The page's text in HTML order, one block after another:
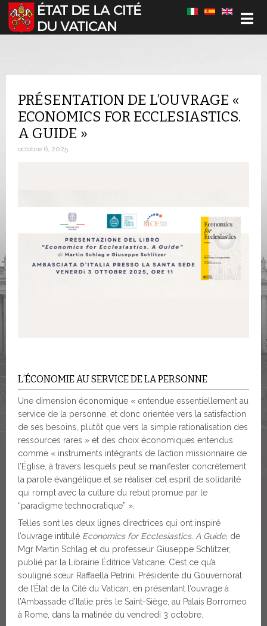
Sélectionnez votre langue
PRÉSENTATION DE L’OUVRAGE «
ECONOMICS FOR ECCLESIASTICS.
A GUIDE »
octobre 6, 2025
L’ÉCONOMIE AU SERVICE DE LA PERSONNE
Une dimension économique « entendue essentiellement au
service de la personne, et donc orientée vers la satisfaction
de ses besoins, plutôt que vers la simple rationalisation des
ressources rares » et des choix économiques entendus
comme « instruments intégrants de l’action missionnaire de
l’Église, à travers lesquels peut se manifester concrètement
la parole évangélique et se réaliser cet esprit de solidarité
qui rompt avec la culture du rebut promue par le
“paradigme technocratique” ».
Telles sont les deux lignes directrices qui ont inspiré
l’ouvrage intitulé Economics for Ecclesiastics. A Guide, de
Mgr Martin Schlag et du professeur Giuseppe Schlitzer,
publié par la Librairie Éditrice Vaticane. C’est ce qu’a
souligné sœur Raffaella Petrini, Présidente du Gouvernorat
de l’État de la Cité du Vatican, en présentant l’ouvrage à
l’Ambassade d’Italie près le Saint-Siège, au Palais Borromeo
à Rome, dans la matinée du vendredi 3 octobre.